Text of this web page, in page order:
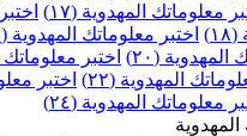
(١٧)
اختبر معلوماتك
المهدوية (١٩)
اختبر
اختبر معلوماتك المهدوية (٢١)
اختبر معلوماتك المهدوية
(٢٤)